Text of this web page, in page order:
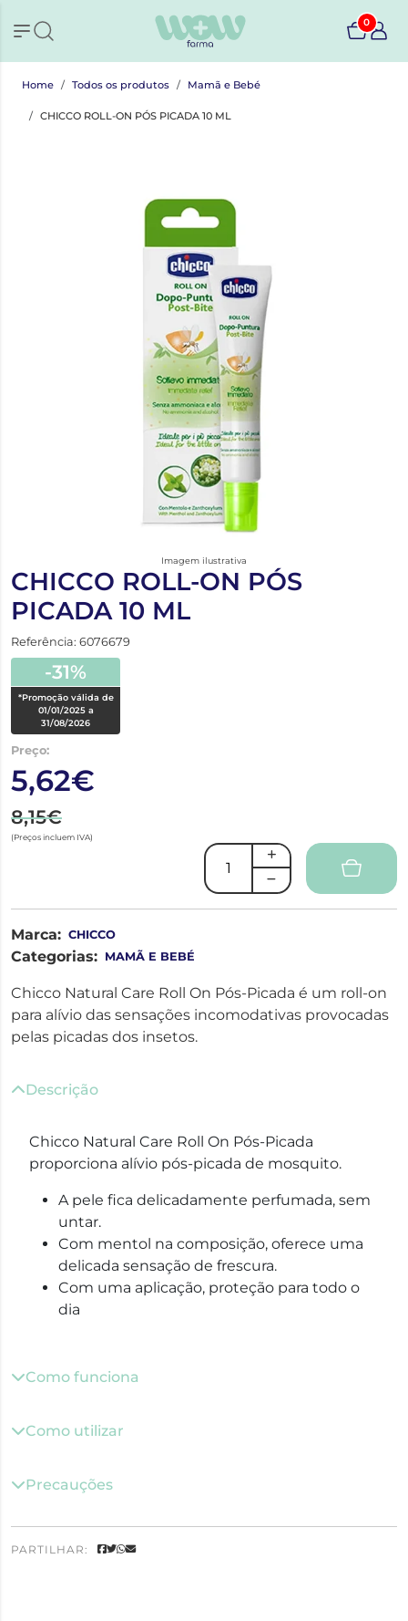
0
Home Todos os produtos Mamã e Bebé
CHICCO ROLL-ON PÓS PICADA 10 ML
Imagem ilustrativa
CHICCO ROLL-ON PÓS
PICADA 10 ML
Referência: 6076679
-31%
*Promoção válida de
01/01/2025 a
31/08/2026
Preço:
5,62€
8,15€
(Preços incluem IVA)
Marca: CHICCO
Categorias: MAMÃ E BEBÉ
Chicco Natural Care Roll On Pós-Picada é um roll-on
para alívio das sensações incomodativas provocadas
pelas picadas dos insetos.
Descrição
Chicco Natural Care Roll On Pós-Picada
proporciona alívio pós-picada de mosquito.
A pele fica delicadamente perfumada, sem
untar.
Com mentol na composição, oferece uma
delicada sensação de frescura.
Com uma aplicação, proteção para todo o
dia
Como funciona
Como utilizar
Precauções
PARTILHAR: